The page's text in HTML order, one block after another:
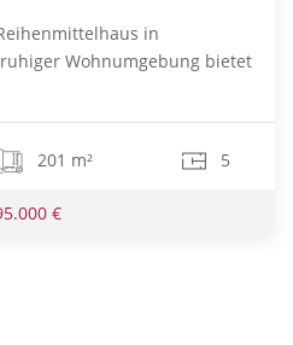
in
Wohnumgebung bietet
201 m² 5
€